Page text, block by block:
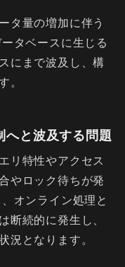
タ量の増加に伴う
タベースに生じる
にまで波及し、構
へと波及する問題
リ特性やアクセス
やロック待ちが発
オンライン処理と
断続的に発生し、
況となります。